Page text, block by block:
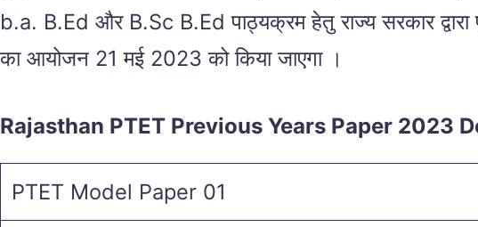
b.a. B.Ed और B.Sc B.Ed पाठ्यक्रम हेतु राज्य सरकार
का आयोजन 21 मई 2023 को किया जाएगा ।
Rajasthan PTET Previous Years Paper 2023
PTET Model Paper 01